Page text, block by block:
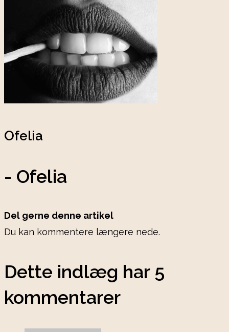
Ofelia
- Ofelia
Del gerne denne artikel
Du kan kommentere længere nede.
Dette indlæg har 5
kommentarer